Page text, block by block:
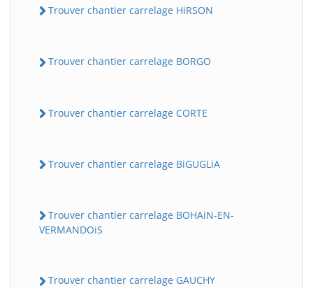
Trouver chantier carrelage HiRSON
Trouver chantier carrelage BORGO
Trouver chantier carrelage CORTE
Trouver chantier carrelage BiGUGLiA
Trouver chantier carrelage BOHAiN-EN-
VERMANDOiS
Trouver chantier carrelage GAUCHY